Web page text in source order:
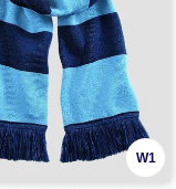
W1